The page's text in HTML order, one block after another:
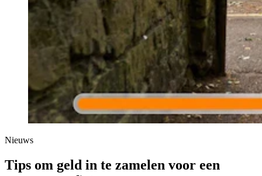
Nieuws
Tips om geld in te zamelen voor een